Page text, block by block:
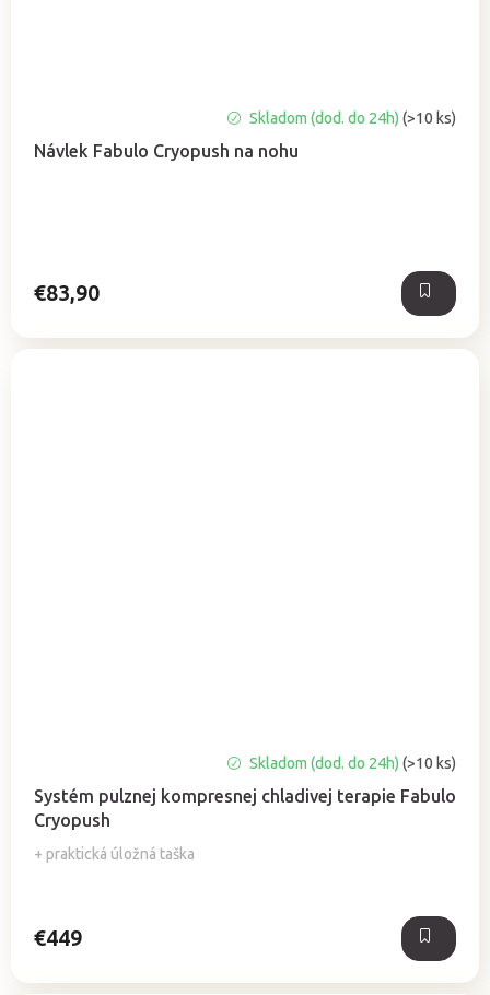
Návlek Fabulo Cryopush na nohu
Skladom (dod. do 24h) (>10 ks)
€83,90
Systém pulznej kompresnej chladivej terapie Fabulo
Cryopush
+ praktická úložná taška
hodnotenie
produktu
je
5,0
Skladom (dod. do 24h)(>10 ks)
€449